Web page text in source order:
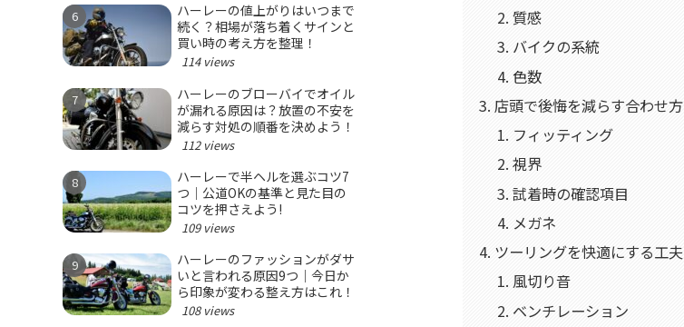
質感
バイクの系統
色数
店頭で後悔を減らす合わせ方
フィッティング
視界
試着時の確認項目
メガネ
ツーリングを快適にする工夫
風切り音
ベンチレーション
ハーレーの値上がりはいつまで
続く？相場が落ち着くサインと
買い時の考え方を整理！
114 views
ハーレーのブローバイでオイル
が漏れる原因は？放置の不安を
減らす対処の順番を決めよう！
112 views
ハーレーで半ヘルを選ぶコツ7
つ｜公道OKの基準と見た目の
コツを押さえよう!
109 views
ハーレーのファッションがダサ
いと言われる原因9つ｜今日か
ら印象が変わる整え方はこれ！
108 views